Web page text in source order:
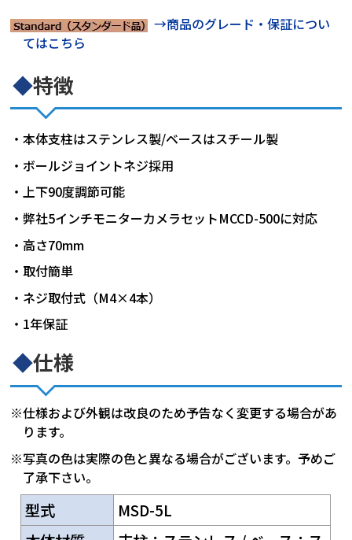
→商品のグレード・保証につい
てはこちら
◆特徴
・本体支柱はステンレス製/ベースはスチール製
・ボールジョイントネジ採用
・上下90度調節可能
・弊社5インチモニターカメラセットMCCD-500に対応
・高さ70mm
・取付簡単
・ネジ取付式（M4×4本）
・1年保証
◆仕様
※仕様および外観は改良のため予告なく変更する場合があ
ります。
※写真の色は実際の色と異なる場合がございます。予めご
了承下さい。
型式
MSD-5L